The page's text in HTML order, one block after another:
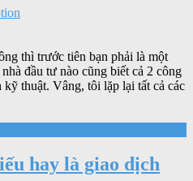
thì trước tiên bạn phải là một
đầu tư nào cũng biết cả 2 công
thuật. Vâng, tôi lặp lại tất cả các
hay là giao dịch